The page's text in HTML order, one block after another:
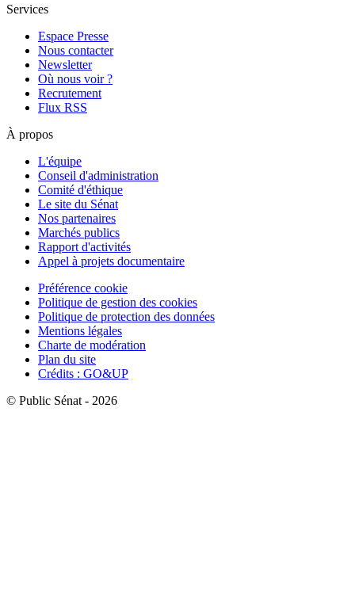
Services
Espace Presse
Nous contacter
Newsletter
Où nous voir ?
Recrutement
Flux RSS
À propos
L'équipe
Conseil d'administration
Comité d'éthique
Le site du Sénat
Nos partenaires
Marchés publics
Rapport d'activités
Appel à projets documentaire
Préférence cookie
Politique de gestion des cookies
Politique de protection des données
Mentions légales
Charte de modération
Plan du site
Crédits : GO&UP
© Public Sénat - 2026